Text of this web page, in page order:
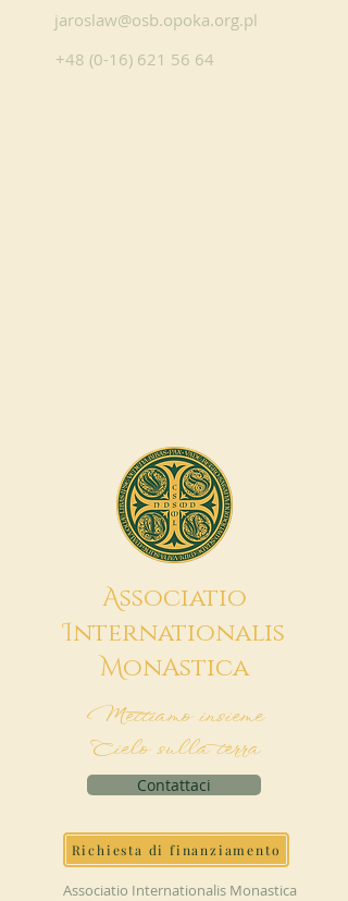
jaroslaw@osb.opoka.org.pl
+48 (0-16) 621 56 64
Associatio
Internationalis
MonAstica
Mettiamo insieme
Cielo sulla terra
Contattaci
Richiesta di finanziamento
Associatio Internationalis Monastica